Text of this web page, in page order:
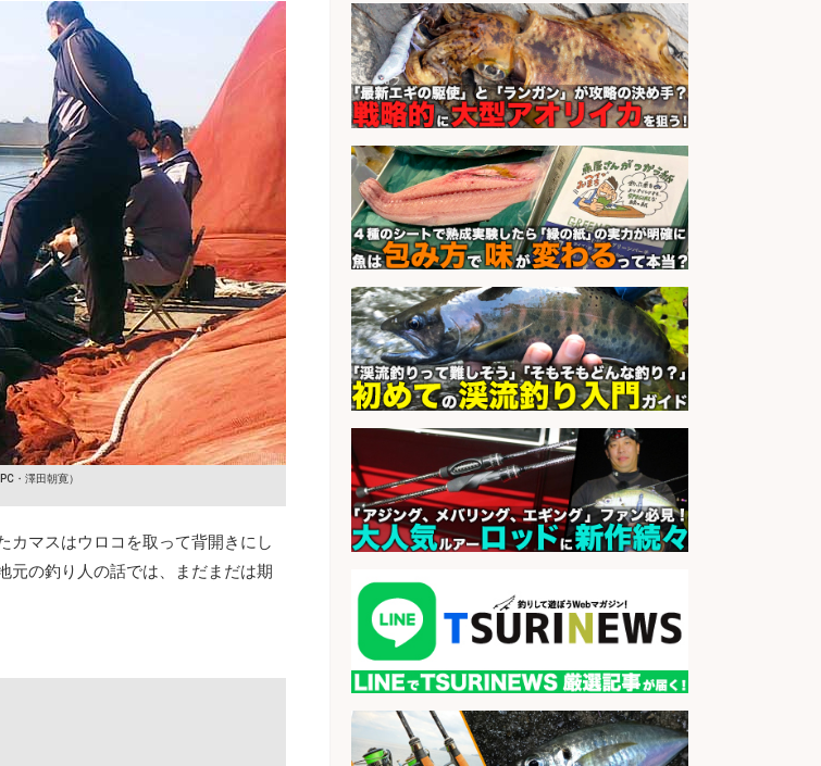
・澤田朝寛）
カマスはウロコを取って背開きにし
元の釣り人の話では、まだまだは期